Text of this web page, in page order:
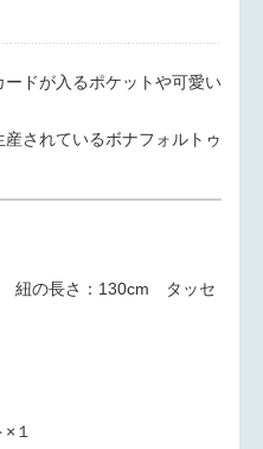
ドが入るポケットや可愛い
されているボナフォルトゥ
紐の長さ：130cm タッセ
１